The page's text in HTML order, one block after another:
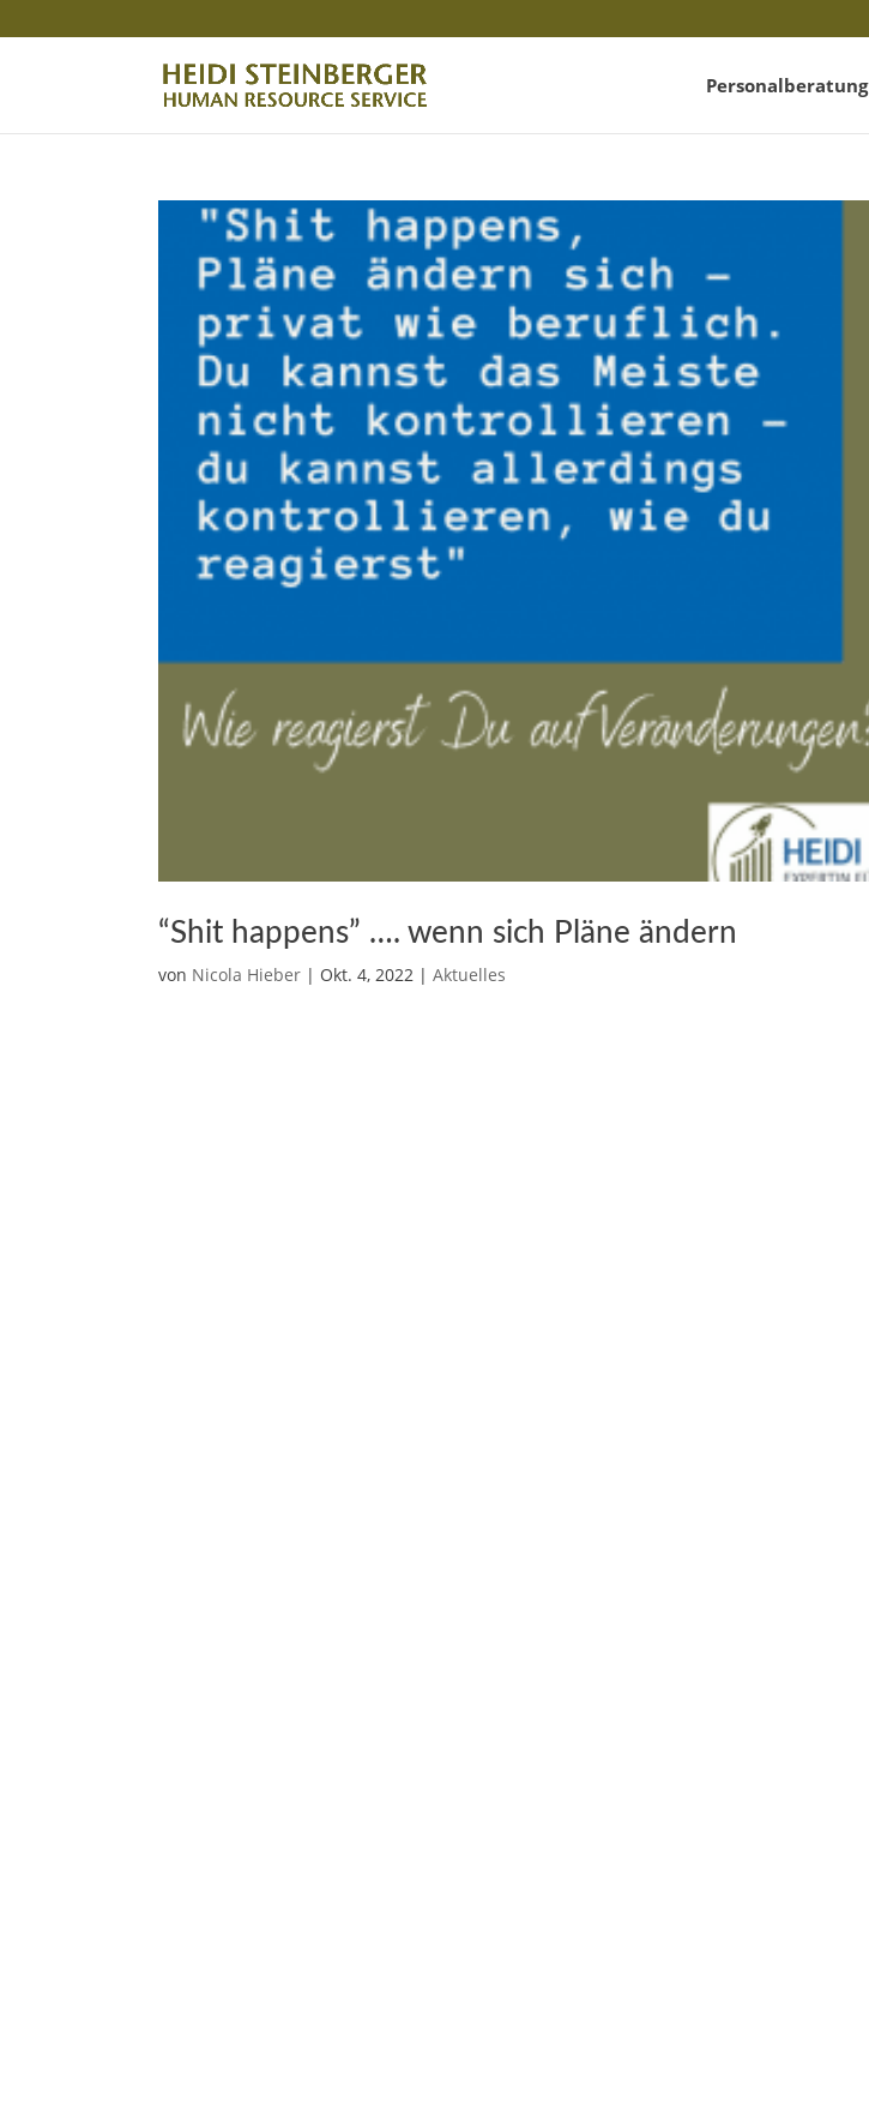
Personalberatung
“Shit happens” …. wenn sich Pläne ändern
von Nicola Hieber | Okt. 4, 2022 | Aktuelles